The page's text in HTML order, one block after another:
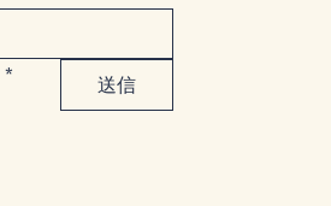
* 送信